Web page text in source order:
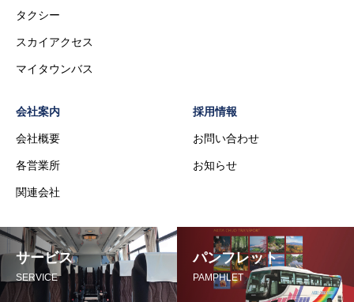
タクシー
スカイアクセス
マイタウンバス
会社案内
会社概要
各営業所
関連会社
採用情報
お問い合わせ
お知らせ
サービス
SERVICE
パンフレット
PAMPHLET